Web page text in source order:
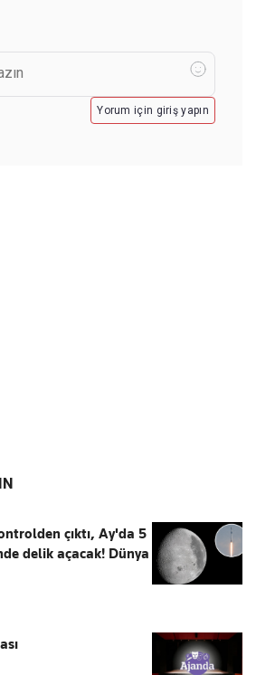
Yorum için giriş yapın
çıktı, Ay'da 5
delik açacak! Dünya